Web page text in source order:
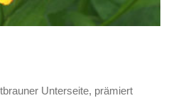
Unterseite, prämiert